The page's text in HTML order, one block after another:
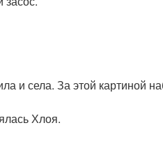
и села. За этой картиной
Хлоя.